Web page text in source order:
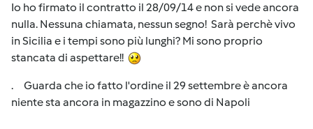
Io ho firmato il contratto il 28/09/14 e non si vede ancora
nulla. Nessuna chiamata, nessun segno! Sarà perchè vivo
in Sicilia e i tempi sono più lunghi? Mi sono proprio
stancata di aspettare!!
. Guarda che io fatto l'ordine il 29 settembre è ancora
niente sta ancora in magazzino e sono di Napoli